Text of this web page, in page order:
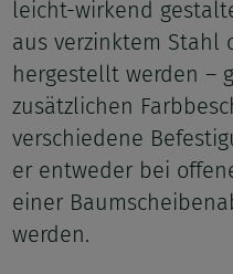
leicht-wirkend
aus verzinktem Stahl
hergestellt werden –
zusätzlichen
verschiedene
er entweder bei
einer
werden.